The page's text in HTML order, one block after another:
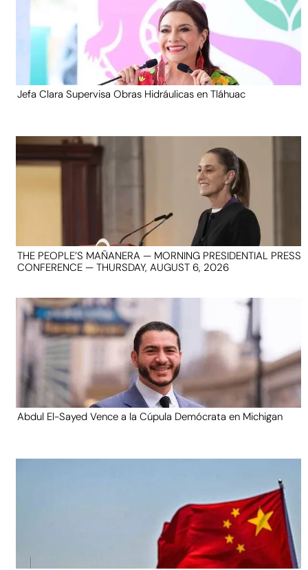
Jefa Clara Supervisa Obras Hidráulicas en Tláhuac
THE PEOPLE’S MAÑANERA — MORNING PRESIDENTIAL PRESS
CONFERENCE — THURSDAY, AUGUST 6, 2026
Abdul El-Sayed Vence a la Cúpula Demócrata en Michigan